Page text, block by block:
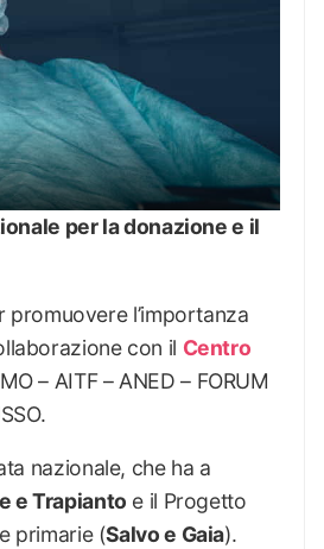
per la donazione e il
l’importanza
con il Centro
– AITF – ANED – FORUM
nazionale, che ha a
e Trapianto e il Progetto
primarie (Salvo e Gaia).